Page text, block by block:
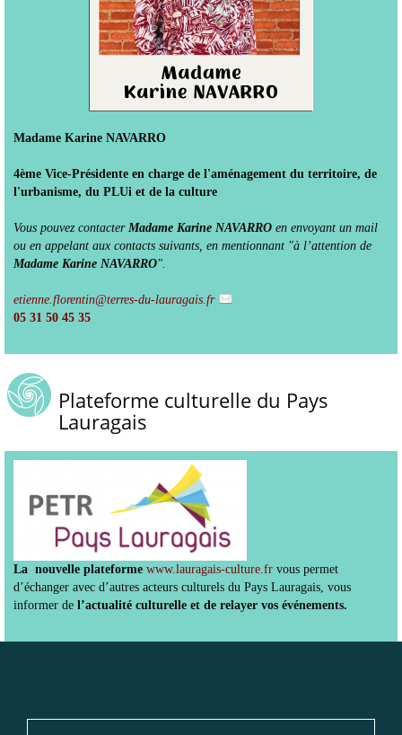
Madame Karine NAVARRO
4ème Vice-Présidente en charge de l'aménagement du territoire, de
l'urbanisme, du PLUi et de la culture
Vous pouvez contacter Madame Karine NAVARRO en envoyant un mail
ou en appelant aux contacts suivants, en mentionnant "à l’attention de
Madame Karine NAVARRO".
etienne.florentin@terres-du-lauragais.fr
05 31 50 45 35
Plateforme culturelle du Pays
Lauragais
La nouvelle plateforme www.lauragais-culture.fr vous permet
d’échanger avec d’autres acteurs culturels du Pays Lauragais, vous
informer de l’actualité culturelle et de relayer vos événements.